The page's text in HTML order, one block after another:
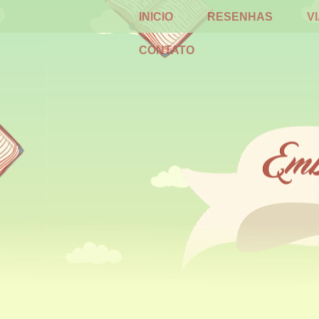
INICIO RESENHAS
CONTATO